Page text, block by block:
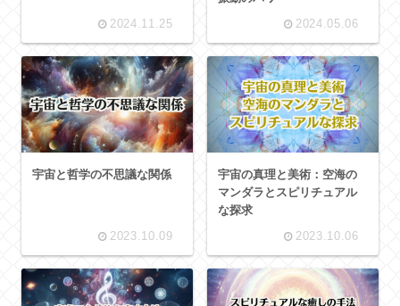
2024.11.25
2024.05.06
宇宙と哲学の不思議な関係
2023.10.09
宇宙の真理と美術：空海の
マンダラとスピリチュアル
な探求
2023.10.06